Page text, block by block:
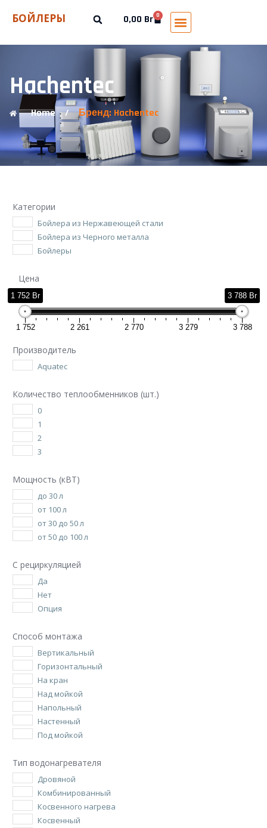
БОЙЛЕРЫ 0,00 Br 0
Hachentec
Home / Бренд: Hachentec
Категории
Бойлера из Нержавеющей стали
Бойлера из Черного металла
Бойлеры
Цена
1 752 Br 3 788 Br
1 752 2 261 2 770 3 279 3 788
Производитель
Aquatec
Количество теплообменников (шт.)
0
1
2
3
Мощность (кВТ)
до 30 л
от 100 л
от 30 до 50 л
от 50 до 100 л
С рециркуляцией
Да
Нет
Опция
Способ монтажа
Вертикальный
Горизонтальный
На кран
Над мойкой
Напольный
Настенный
Под мойкой
Тип водонагревателя
Дровяной
Комбинированный
Косвенного нагрева
Косвенный